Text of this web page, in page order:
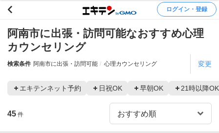
ログイン・登録
阿南市に出張・訪問可能なおすすめ心理
カウンセリング
検索条件 阿南市に出張・訪問可能 心理カウンセリング 変更
エキテンネット予約 日祝OK 早朝OK 21時以降OK
45 件